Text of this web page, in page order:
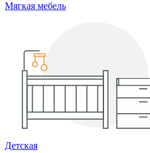
Мягкая мебель
Детская